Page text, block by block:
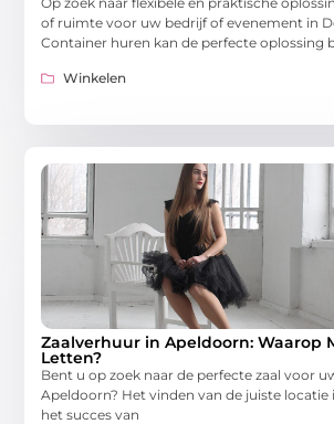
of ruimte voor uw bedrijf of evenement in
Container huren kan de perfecte oplossing
Winkelen
Zaalverhuur in Apeldoorn: Waarop
Letten?
Bent u op zoek naar de perfecte zaal voor
Apeldoorn? Het vinden van de juiste locatie
het succes van